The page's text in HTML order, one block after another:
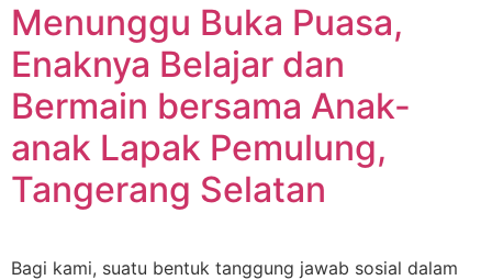
Menunggu Buka Puasa,
Enaknya Belajar dan
Bermain bersama Anak-
anak Lapak Pemulung,
Tangerang Selatan
Bagi kami, suatu bentuk tanggung jawab sosial dalam